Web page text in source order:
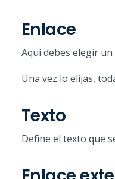
Enlace
Aquí debes elegir
Una vez lo elijas,
Texto
Define el texto que